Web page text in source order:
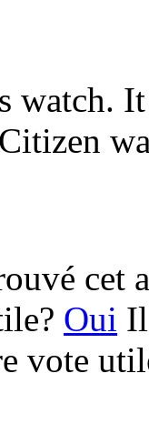
watch.
cet
Oui
vote